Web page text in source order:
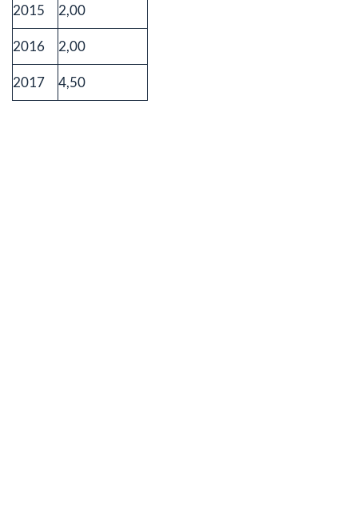
2015 2,00
2016 2,00
2017 4,50